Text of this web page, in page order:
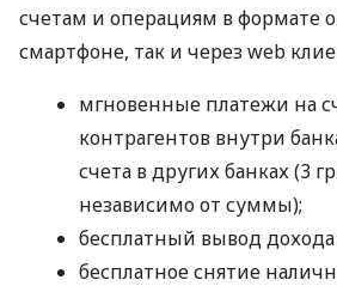
счетам и операциям в формате
смартфоне, так и через web
мгновенные платежи на
контрагентов внутри
счета в других банках (3
независимо от суммы);
бесплатный вывод
бесплатное снятие